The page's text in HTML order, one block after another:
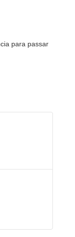
para passar